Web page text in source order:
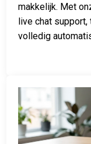
makkelijk. Met
live chat support,
volledig